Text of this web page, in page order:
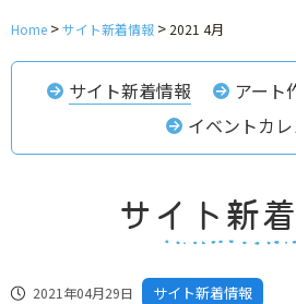
Home >サイト新着情報 > 2021 4月
サイト新着情報
アート
イベントカ
2021年04月29日 サイト新着情報